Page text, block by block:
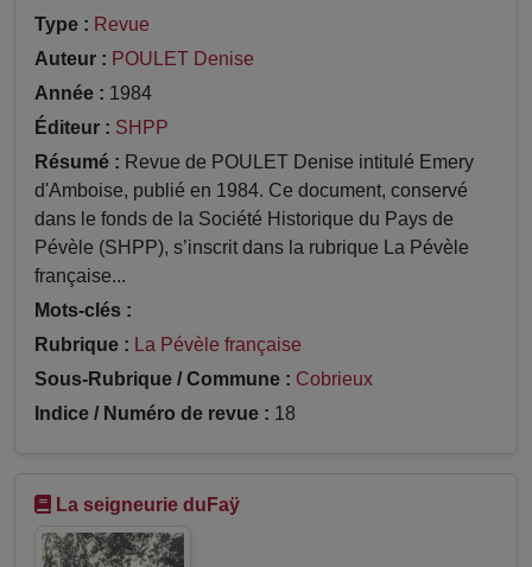
Type : Revue
Auteur : POULET Denise
Année : 1984
Éditeur : SHPP
Résumé : Revue de POULET Denise intitulé Emery
d'Amboise, publié en 1984. Ce document, conservé
dans le fonds de la Société Historique du Pays de
Pévèle (SHPP), s’inscrit dans la rubrique La Pévèle
française...
Mots-clés :
Rubrique : La Pévèle française
Sous-Rubrique / Commune : Cobrieux
Indice / Numéro de revue : 18
La seigneurie duFaÿ